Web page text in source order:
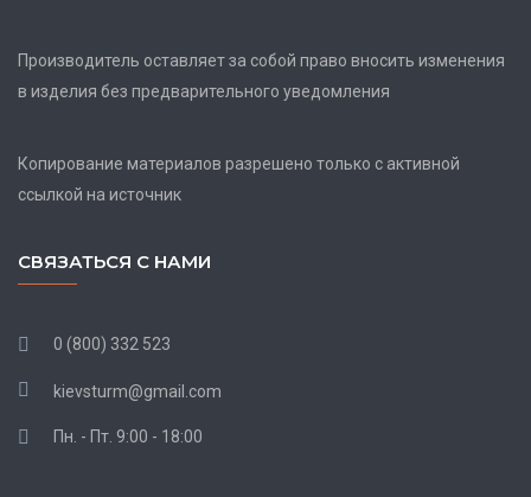
Производитель оставляет за собой право вносить изменения
в изделия без предварительного уведомления
Копирование материалов разрешено только с активной
ссылкой на источник
СВЯЗАТЬСЯ С НАМИ
0 (800) 332 523
kievsturm@gmail.com
Пн. - Пт. 9:00 - 18:00